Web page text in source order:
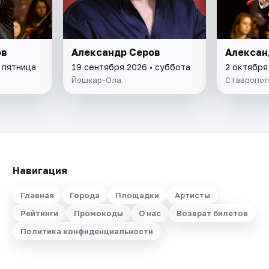
Александр Серов
19 сентября 2026 • суббота
Йошкар-Ола
2
Навигация
Главная Города Площадки
Артисты
Рейтинги
Промокоды О нас
Возврат билетов
Политика конфиденциальности